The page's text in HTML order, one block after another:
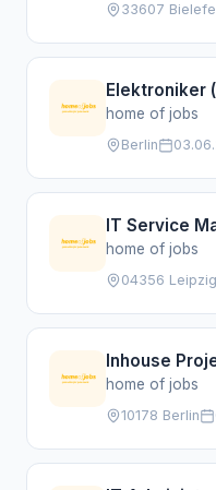
33607
Elektroniker
home of jobs
Berlin
IT Service
home of jobs
04356 Leipzig
Inhouse
home of jobs
10178 Berlin